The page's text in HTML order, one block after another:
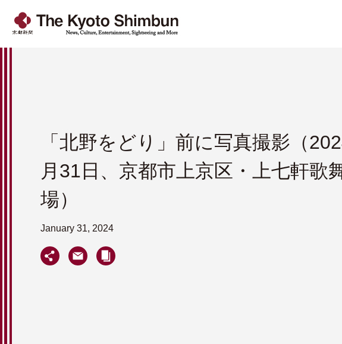
「北野をどり」前に写真撮影（
月31日、京都市上京区・上七軒歌
場）
January 31, 2024